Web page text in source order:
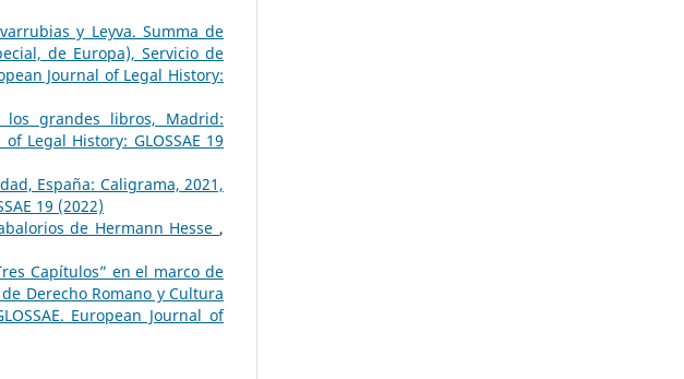
y Leyva. Summa de
de Europa), Servicio de
Journal of Legal History:
los grandes libros, Madrid:
Legal History: GLOSSAE 19
España: Caligrama, 2021,
19 (2022)
de Hermann Hesse ,
Capítulos” en el marco de
Derecho Romano y Cultura
European Journal of